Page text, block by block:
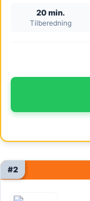
20 min.
Tilberedning
#2